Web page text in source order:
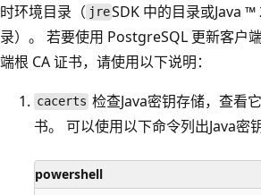
时环境目录（ jreSDK 中的目录或Java
录）。 若要使用 PostgreSQL 更新客户
端根 CA 证书，请使用以下说明：
cacerts 检查Java密钥存储，查看
书。 可以使用以下命令列出Java密
powershell